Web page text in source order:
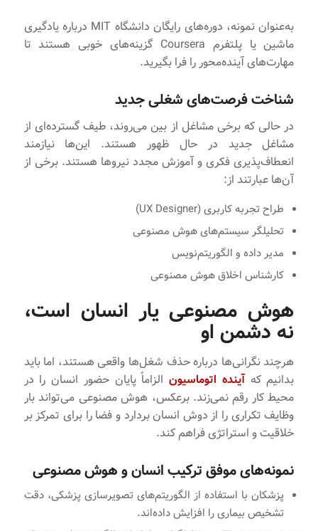
به‌عنوان نمونه، دوره‌های رایگان دانشگاه MIT درباره یادگیری
ماشین یا پلتفرم Coursera گزینه‌های خوبی هستند تا
مهارت‌های آینده‌محور را فرا بگیرید.
شناخت فرصت‌های شغلی جدید
در حالی که برخی مشاغل از بین می‌روند، طیف گسترده‌ای از
مشاغل جدید در حال ظهور هستند. این‌ها نیازمند
انعطاف‌پذیری فکری و آموزش مجدد نیروها هستند. برخی از
آن‌ها عبارتند از:
طراح تجربه کاربری (UX Designer)
تحلیلگر سیستم‌های هوش مصنوعی
مدیر داده و الگوریتم‌نویس
کارشناس اخلاق هوش مصنوعی
هوش مصنوعی یار انسان است،
نه دشمن او
هرچند نگرانی‌ها درباره حذف شغل‌ها واقعی هستند، اما باید
بدانیم کهآینده اتوماسیونالزاماً پایان حضور انسان را در
محیط کار رقم نمی‌زند. برعکس، هوش مصنوعی می‌تواند بار
وظایف تکراری را از دوش انسان بردارد و فضا را برای تمرکز بر
خلاقیت و استراتژی فراهم کند.
نمونه‌های موفق ترکیب انسان و هوش مصنوعی
پزشکان با استفاده از الگوریتم‌های تصویرسازی پزشکی، دقت
تشخیص بیماری را افزایش داده‌اند.